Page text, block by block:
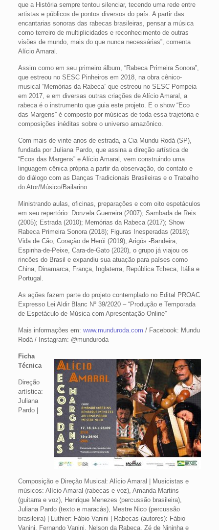
que a História sempre tentou silenciar, tecendo uma rede entre
artistas e públicos de pontos diversos do país. A partir das
encantarias sonoras das rabecas brasileiras, pensar a música
como terreiro de multiplicidades e reconhecimento de outras
visões de mundo, mais do que nunca necessárias”, comenta
Alício Amaral.
Assim como em seu primeiro álbum, “Rabeca Primeira Sonora”,
que estreou no SESC Pinheiros em 2018, na obra cênico-
musical “Memórias da Rabeca” que estreou no SESC Pompeia
em 2017, e em diversas outras criações de Alício Amaral, a
rabeca é o instrumento que guia este projeto. E o show “Eco
das Margens” é composto por músicas de toda essa trajetória e
composições inéditas sobre o universo amazônico.
Com mais de vinte anos de estrada, a Cia Mundu Rodá (SP),
fundada por Juliana Pardo, que assina a direção artística de
“Ecos das Margens” e Alício Amaral, vem construindo uma
linguagem cênica própria a partir da observação, do contato e
do diálogo com as Danças Tradicionais Brasileiras e o Trabalho
do Ator/Músico/Bailarino.
Ministrando aulas, oficinas, preparações e com oito espetáculos
em seu repertório: Donzela Guerreira (2007); Sambada de Reis
(2005); Estrada (2010); Memórias da Rabeca (2017); Show
Rabeca Primeira Sonora (2018); Figuras Inesperadas (2018);
Vida de Cão, Coração de Herói (2019); Arigós -Bandeira,
Espinha-de-Peixe, Cara-de-Gato (2020), o grupo já viajou os
rincões do Brasil e expandiu sua atuação para países como
China, Dinamarca, França, Inglaterra, República Tcheca, Itália e
Portugal.
As ações fazem parte do projeto contemplado no Edital PROAC
Expresso Lei Aldir Blanc Nº 39/2020 – “Produção e Temporada
de Espetáculo de Música com Apresentação Online”
Mais informações em: www.munduroda.com / Facebook: Mundu
Rodá / Instagram: @munduroda
Ficha
Técnica
Direção
artística:
Juliana
Pardo |
Composição e Direção Musical: Alício Amaral | Musicistas e
músicos: Alício Amaral (rabecas e voz), Amanda Martins
(guitarra e voz), Henrique Menezes (percussão brasileira),
Juliana Pardo (texto e maracás), Mestre Nico (percussão
brasileira) | Luthier: Fábio Vanini | Rabecas (autores): Fábio
Vanini, Fernando Vanini, Nelson da Rabeca, Zé de Nininha e